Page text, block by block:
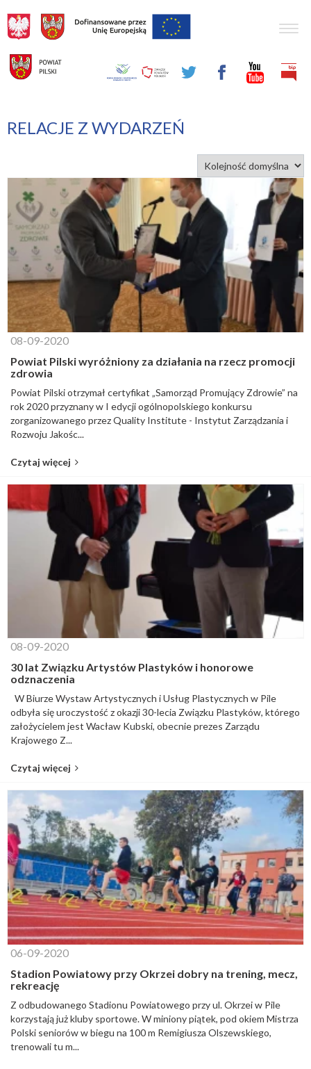
RELACJE Z WYDARZEŃ
08-09-2020
Powiat Pilski wyróżniony za działania na rzecz promocji
zdrowia
Powiat Pilski otrzymał certyfikat „Samorząd Promujący Zdrowie” na
rok 2020 przyznany w I edycji ogólnopolskiego konkursu
zorganizowanego przez Quality Institute - Instytut Zarządzania i
Rozwoju Jakośc...
Czytaj więcej
08-09-2020
30 lat Związku Artystów Plastyków i honorowe
odznaczenia
W Biurze Wystaw Artystycznych i Usług Plastycznych w Pile
odbyła się uroczystość z okazji 30-lecia Związku Plastyków, którego
założycielem jest Wacław Kubski, obecnie prezes Zarządu
Krajowego Z...
Czytaj więcej
06-09-2020
Stadion Powiatowy przy Okrzei dobry na trening, mecz,
rekreację
Z odbudowanego Stadionu Powiatowego przy ul. Okrzei w Pile
korzystają już kluby sportowe. W miniony piątek, pod okiem Mistrza
Polski seniorów w biegu na 100 m Remigiusza Olszewskiego,
trenowali tu m...